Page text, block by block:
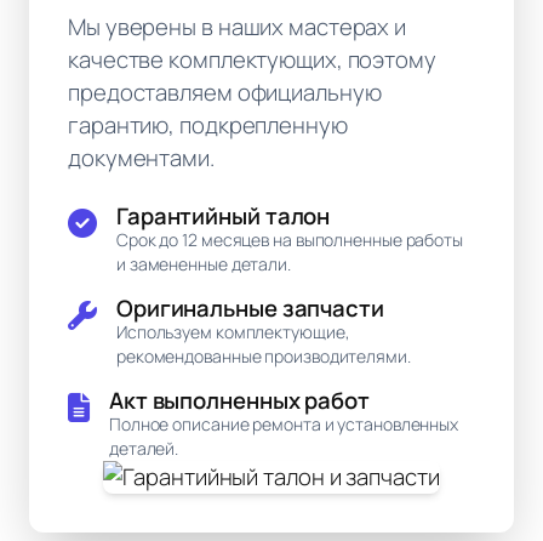
Мы уверены в наших мастерах и
качестве комплектующих, поэтому
предоставляем официальную
гарантию, подкрепленную
документами.
Гарантийный талон
Срок до 12 месяцев на выполненные работы
и замененные детали.
Оригинальные запчасти
Используем комплектующие,
рекомендованные производителями.
Акт выполненных работ
Полное описание ремонта и установленных
деталей.